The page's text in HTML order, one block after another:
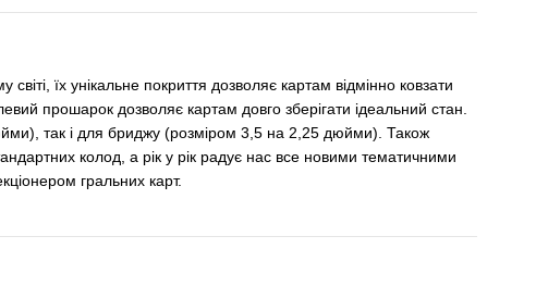
їх унікальне покриття дозволяє картам відмінно ковзати
прошарок дозволяє картам довго зберігати ідеальний стан.
так і для бриджу (розміром 3,5 на 2,25 дюйми). Також
колод, а рік у рік радує нас все новими тематичними
гральних карт.